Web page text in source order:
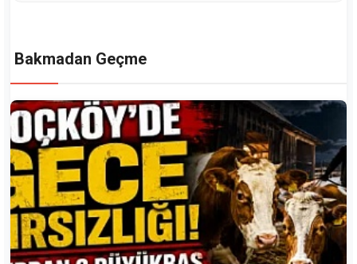
Bakmadan Geçme